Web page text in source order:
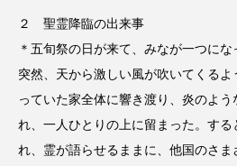
２ 聖霊降臨の出来事
＊五旬祭の日が来て、みなが一つに
突然、天から激しい風が吹いてくる
っていた家全体に響き渡り、炎のよ
れ、一人ひとりの上に留まった。する
れ、霊が語らせるままに、他国のさま